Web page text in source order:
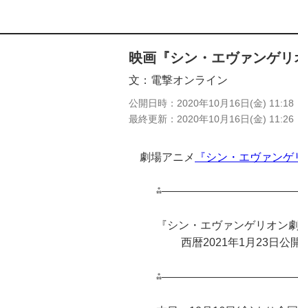
映画『シン・エヴァンゲ
文 電撃オンライン
公開日時
2020年10月16日(金) 11:18
最終更新
2020年10月16日(金) 11:26
劇場アニメ 『シン・エヴァンゲ
『シン・エヴァンゲリオン
西暦2021年1月23日公